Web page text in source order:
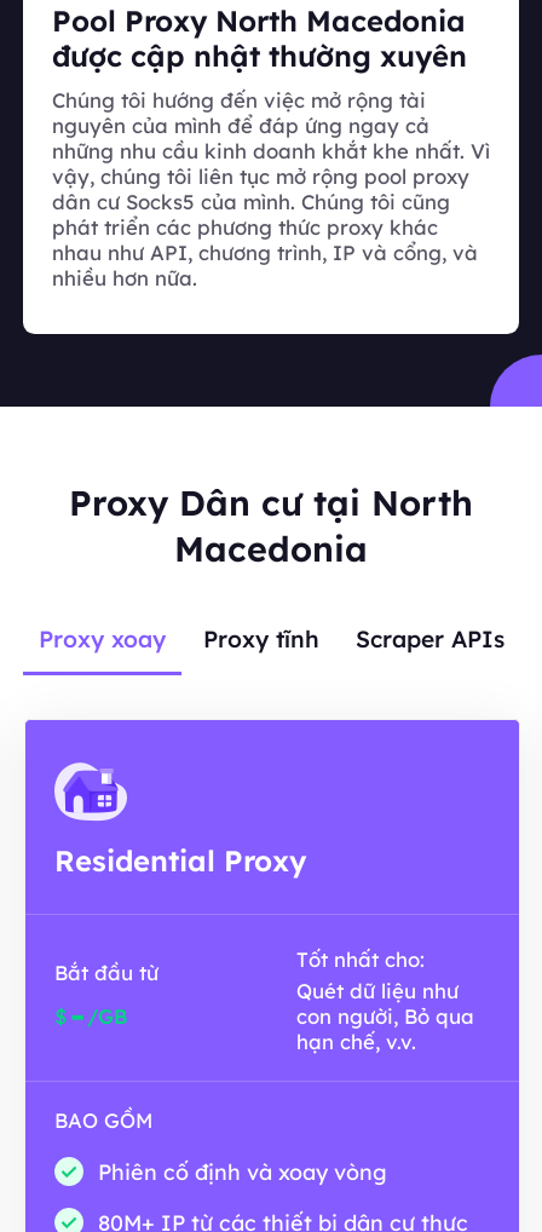
Pool Proxy North Macedonia
được cập nhật thường xuyên
Chúng tôi hướng đến việc mở rộng tài
nguyên của mình để đáp ứng ngay cả
những nhu cầu kinh doanh khắt khe nhất. Vì
vậy, chúng tôi liên tục mở rộng pool proxy
dân cư Socks5 của mình. Chúng tôi cũng
phát triển các phương thức proxy khác
nhau như API, chương trình, IP và cổng, và
nhiều hơn nữa.
Proxy Dân cư tại North
Macedonia
Proxy xoay Proxy tĩnh Scraper APIs
Residential Proxy
Bắt đầu từ
$- /GB
Tốt nhất cho:
Quét dữ liệu như
con người, Bỏ qua
hạn chế, v.v.
BAO GỒM
Phiên cố định và xoay vòng
80M+ IP từ các thiết bị dân cư thực